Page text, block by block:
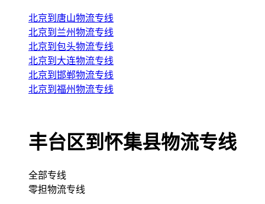
北京到唐山物流专线
北京到兰州物流专线
北京到包头物流专线
北京到大连物流专线
北京到邯郸物流专线
北京到福州物流专线
丰台区到怀集县物流专线
全部专线
零担物流专线